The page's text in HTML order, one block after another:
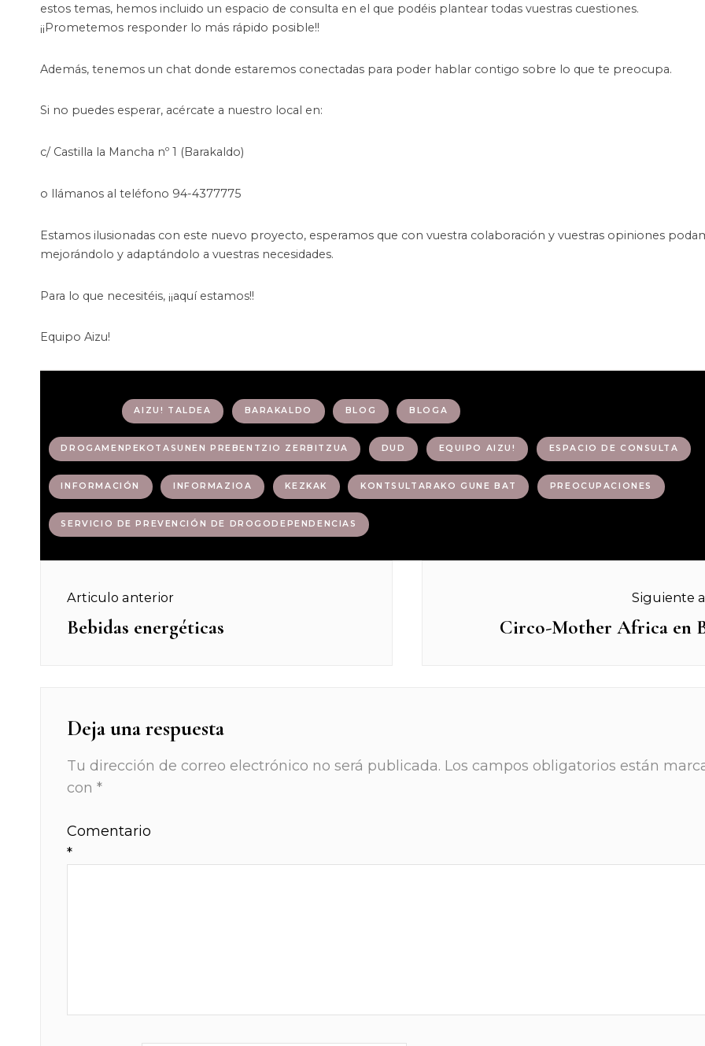
estos temas, hemos incluido un espacio de consulta en el que podéis plantear todas vuestras cuestiones.
¡¡Prometemos responder lo más rápido posible!!
Además, tenemos un chat donde estaremos conectadas para poder hablar contigo sobre lo que te preocupa.
Si no puedes esperar, acércate a nuestro local en:
c/ Castilla la Mancha nº 1 (Barakaldo)
o llámanos al teléfono 94-4377775
Estamos ilusionadas con este nuevo proyecto, esperamos que con vuestra colaboración y vuestras opiniones
mejorándolo y adaptándolo a vuestras necesidades.
Para lo que necesitéis, ¡¡aquí estamos!!
Equipo Aizu!
AIZU! TALDEA BARAKALDO BLOG BLOGA
DROGAMENPEKOTASUNEN PREBENTZIO ZERBITZUA DUD EQUIPO AIZU! ESPACIO DE CONSULTA
INFORMACIÓN INFORMAZIOA KEZKAK KONTSULTARAKO GUNE BAT PREOCUPACIONES
SERVICIO DE PREVENCIÓN DE DROGODEPENDENCIAS
de
Articulo anterior
Previous
Bebidas energéticas
Siguiente
Next
Circo-Mother Africa en
Deja una respuesta
Tu dirección de correo electrónico no será publicada. Los campos obligatorios están
con *
Comentario
*